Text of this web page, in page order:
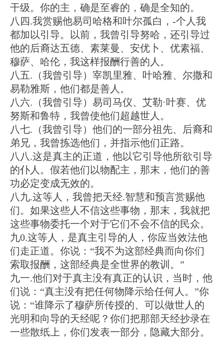
干级。你的主，确是至睿的，确是全知的。
八四.我赏赐他易司哈格和叶尔孤白，-个人我
都加以引导。以前，我曾引导努哈，还引导过
他的后裔达五德、素莱曼、安优卜、优素福、
穆萨、哈伦，我这样报酬行善的人。
八五.（我曾引导）宰凯里雅、叶哈雅、尔撒和
易勒雅斯，他们都是善人。
八六.（我曾引导）易司马仪、艾勒·叶赛、优
努斯和鲁特，我曾使他们超越世人。
八七.（我曾引导）他们的一部分祖先、后裔和
弟兄，我曾拣选他们，并指示他们正路。
八八.这是真主的正道，他以它引导他所欲引导
的仆人。假若他们以物配主，那末，他们的善
功必定变成无效的。
八九.这等人，我曾把天经.智慧和预言赏赐他
们。如果这些人不信这些事物，那末，我就把
这些事物委托一个对于它们不会不信的民众。
九0.这等人，是真主引导的人，你应当效法他
们走正道。你说：“我不为这部经典而向你们
索取报酬，这部经典是全世界的教训。”
九一.他们对于真主没有真正的认识，当时，他
们说：“真主没有把任何物降示给任何人。”你
说：“谁降示了穆萨所传授的、可以做世人的
光明和向导的天经呢？你们把那部天经抄录在
一些散纸上，你们发表一部分，隐藏大部分。